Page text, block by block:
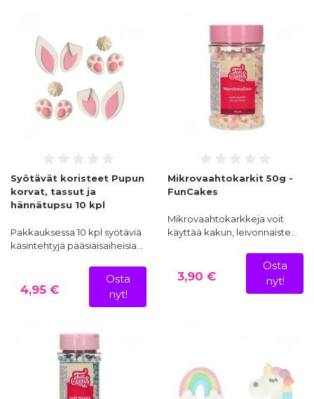
Syötävät koristeet Pupun
korvat, tassut ja
hännätupsu 10 kpl
Pakkauksessa 10 kpl syötäviä
käsintehtyjä pääsiäisaiheisia…
4,95 €
Osta
nyt!
Mikrovaahtokarkit 50g -
FunCakes
Mikrovaahtokarkkeja voit
käyttää kakun, leivonnaiste…
3,90 €
Osta
nyt!